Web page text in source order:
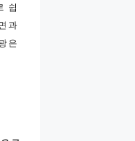
쉽
과
은